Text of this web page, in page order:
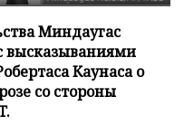
Миндаугас
высказываниями
Каунаса о
со стороны